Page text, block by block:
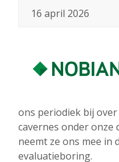
16 april 2026
ons periodiek bij
cavernes onder onze
neemt ze ons mee in
evaluatieboring.